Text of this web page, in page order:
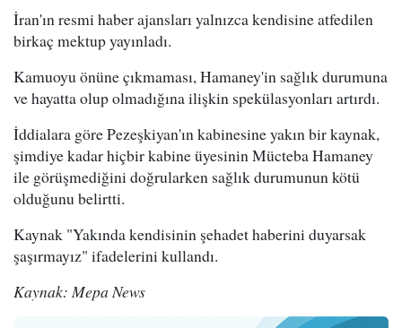
İran'ın resmi haber ajansları yalnızca kendisine atfedilen
birkaç mektup yayınladı.
Kamuoyu önüne çıkmaması, Hamaney'in sağlık durumuna
ve hayatta olup olmadığına ilişkin spekülasyonları artırdı.
İddialara göre Pezeşkiyan'ın kabinesine yakın bir kaynak,
şimdiye kadar hiçbir kabine üyesinin Mücteba Hamaney
ile görüşmediğini doğrularken sağlık durumunun kötü
olduğunu belirtti.
Kaynak "Yakında kendisinin şehadet haberini duyarsak
şaşırmayız" ifadelerini kullandı.
Kaynak: Mepa News